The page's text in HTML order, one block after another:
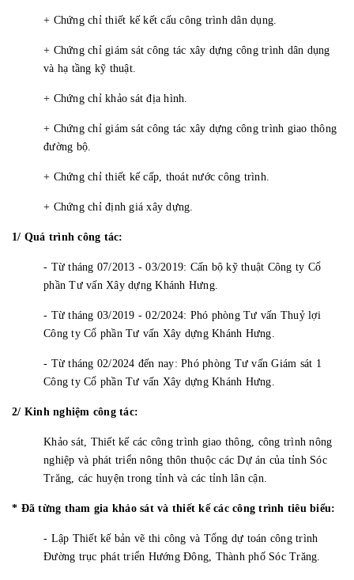
+ Chứng chỉ thiết kế kết cấu công trình dân dụng.
+ Chứng chỉ giám sát công tác xây dựng công trình dân dụng
và hạ tầng kỹ thuật.
+ Chứng chỉ khảo sát địa hình.
+ Chứng chỉ giám sát công tác xây dựng công trình giao thông
đường bộ.
+ Chứng chỉ thiết kế cấp, thoát nước công trình.
+ Chứng chỉ định giá xây dựng.
1/ Quá trình công tác:
- Từ tháng 07/2013 - 03/2019: Cấn bộ kỹ thuật Công ty Cổ
phần Tư vấn Xây dựng Khánh Hưng.
- Từ tháng 03/2019 - 02/2024: Phó phòng Tư vấn Thuỷ lợi
Công ty Cổ phần Tư vấn Xây dựng Khánh Hưng.
- Từ tháng 02/2024 đến nay: Phó phòng Tư vấn Giám sát 1
Công ty Cổ phần Tư vấn Xây dựng Khánh Hưng.
2/ Kinh nghiệm công tác:
Khảo sát, Thiết kế các công trình giao thông, công trình nông
nghiệp và phát triển nông thôn thuộc các Dự án của tỉnh Sóc
Trăng, các huyện trong tỉnh và các tỉnh lân cận.
* Đã từng tham gia khảo sát và thiết kế các công trình tiêu biểu:
- Lập Thiết kế bản vẽ thi công và Tổng dự toán công trình
Đường trục phát triển Hướng Đông, Thành phố Sóc Trăng.